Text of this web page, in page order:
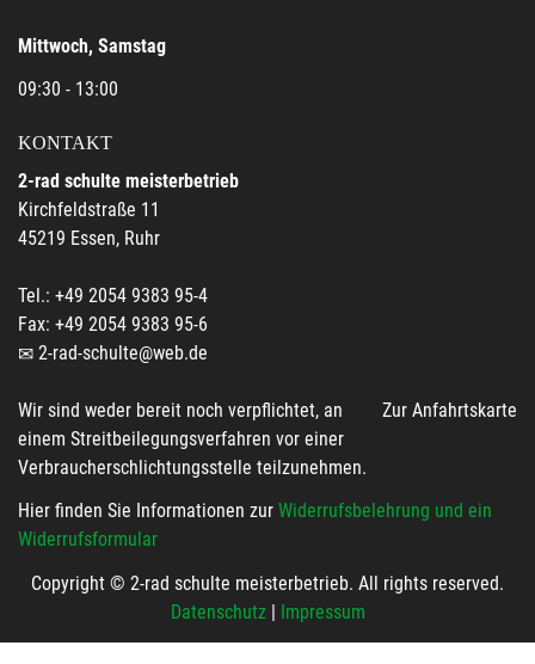
Mittwoch, Samstag
09:30 - 13:00
KONTAKT
2-rad schulte meisterbetrieb
Kirchfeldstraße 11
45219 Essen, Ruhr
Tel.: +49 2054 9383 95-4
Fax: +49 2054 9383 95-6
2-rad-schulte@web.de
Zur Anfahrtskarte
Wir sind weder bereit noch verpflichtet, an
einem Streitbeilegungsverfahren vor einer
Verbraucherschlichtungsstelle teilzunehmen.
Hier finden Sie Informationen zur Widerrufsbelehrung und ein
Widerrufsformular
Copyright © 2-rad schulte meisterbetrieb. All rights reserved.
Datenschutz| Impressum